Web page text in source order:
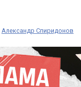
Александр Спиридонов